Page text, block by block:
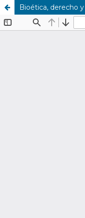
Bioética, derecho